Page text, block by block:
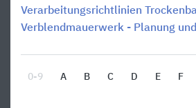
Verarbeitungsrichtlinien
Verblendmauerwerk - Planung
0-9 A B C D E F